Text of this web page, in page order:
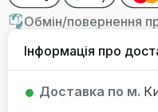
Обмін/повернення
Інформація про
Доставка по м.